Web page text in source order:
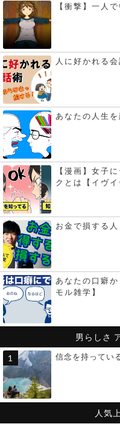
【衝撃】一人
人に好かれる
あなたの人生
【漫画】女子
クとは【イヴイ
お金で損する
あなたの口癖
モル雑学】
男らしさ
信念を持ってい
人気